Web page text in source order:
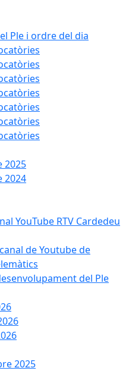
Ple i ordre del dia
2025
2024
YouTube RTV Cardedeu
de Youtube de
del Ple
2025